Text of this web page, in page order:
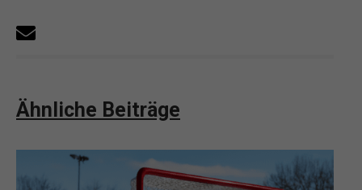
Ähnliche Beiträge